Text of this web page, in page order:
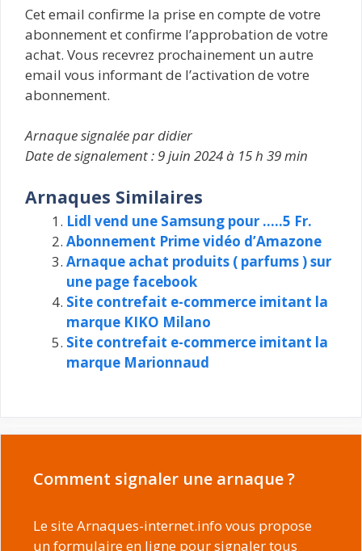
Cet email confirme la prise en compte de votre
abonnement et confirme l’approbation de votre
achat. Vous recevrez prochainement un autre
email vous informant de l’activation de votre
abonnement.
Arnaque signalée par didier
Date de signalement : 9 juin 2024 à 15 h 39 min
Arnaques Similaires
Lidl vend une Samsung pour …..5 Fr.
Abonnement Prime vidéo d’Amazone
Arnaque achat produits ( parfums ) sur
une page facebook
Site contrefait e-commerce imitant la
marque KIKO Milano
Site contrefait e-commerce imitant la
marque Marionnaud
Comment signaler une arnaque ?
Le site Arnaques-internet.info vous propose
un formulaire en ligne pour signaler tous